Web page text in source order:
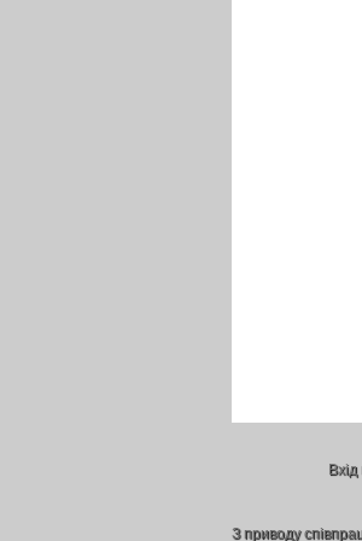
З приводу